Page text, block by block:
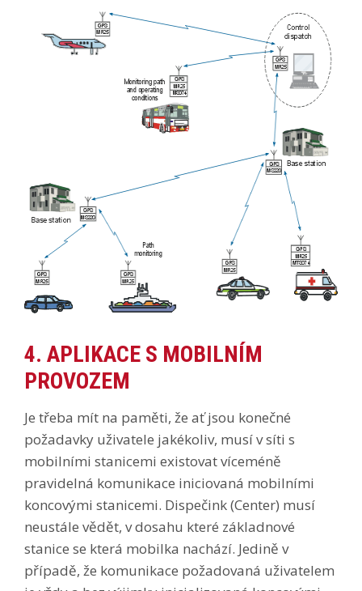
4. APLIKACE S MOBILNÍM
PROVOZEM
Je třeba mít na paměti, že ať jsou konečné
požadavky uživatele jakékoliv, musí v síti s
mobilními stanicemi existovat víceméně
pravidelná komunikace iniciovaná mobilními
koncovými stanicemi. Dispečink (Center) musí
neustále vědět, v dosahu které základnové
stanice se která mobilka nachází. Jedině v
případě, že komunikace požadovaná uživatelem